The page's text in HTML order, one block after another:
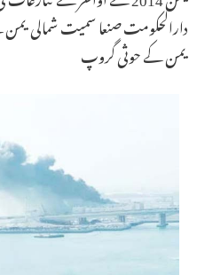
دارالحکومت صنعا سمیت شمالی یمن
یمن کے حوثی گروپ